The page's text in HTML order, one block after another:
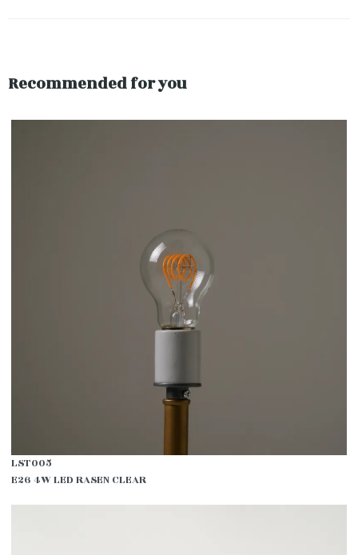
Recommended for you
LST005
E26 4W LED RASEN CLEAR